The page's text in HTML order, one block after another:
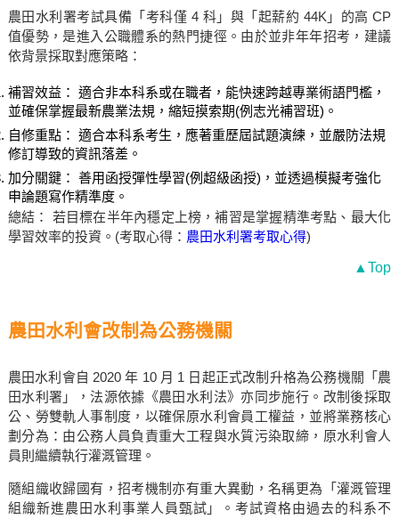
農田水利署考試具備「考科僅 4 科」與「起薪約 44K」的高 CP
值優勢，是進入公職體系的熱門捷徑。由於並非年年招考，建議
依背景採取對應策略：
補習效益： 適合非本科系或在職者，能快速跨越專業術語門檻，
並確保掌握最新農業法規，縮短摸索期(例志光補習班)。
自修重點： 適合本科系考生，應著重歷屆試題演練，並嚴防法規
修訂導致的資訊落差。
加分關鍵： 善用函授彈性學習(例超級函授)，並透過模擬考強化
申論題寫作精準度。
總結： 若目標在半年內穩定上榜，補習是掌握精準考點、最大化
學習效率的投資。(考取心得： 農田水利署考取心得)
▲Top
農田水利會改制為公務機關
農田水利會自 2020 年 10 月 1 日起正式改制升格為公務機關「農
田水利署」，法源依據《農田水利法》亦同步施行。改制後採取
公、勞雙軌人事制度，以確保原水利會員工權益，並將業務核心
劃分為：由公務人員負責重大工程與水質污染取締，原水利會人
員則繼續執行灌溉管理。
隨組織收歸國有，招考機制亦有重大異動，名稱更為「灌溉管理
組織新進農田水利事業人員甄試」。考試資格由過去的科系不